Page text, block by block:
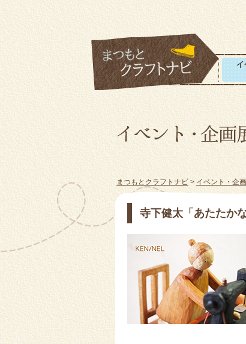
まつもとクラフトナビ > イベント・企
寺下健太「あたたか